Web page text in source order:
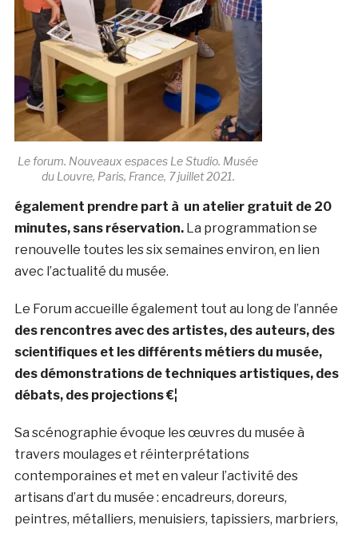
Le forum. Nouveaux espaces Le Studio. Musée
du Louvre, Paris, France, 7 juillet 2021.
également prendre part à un atelier gratuit de 20
minutes, sans réservation.La programmation se
renouvelle toutes les six semaines environ, en lien
avec l’actualité du musée.
Le Forum accueille également tout au long de l’année
des rencontres avec des artistes, des auteurs, des
scientifiques et les différents métiers du musée,
des démonstrations de techniques artistiques, des
débats, des projections €¦
Sa scénographie évoque les œuvres du musée à
travers moulages et réinterprétations
contemporaines et met en valeur l’activité des
artisans d’art du musée : encadreurs, doreurs,
peintres, métalliers, menuisiers, tapissiers, marbriers,